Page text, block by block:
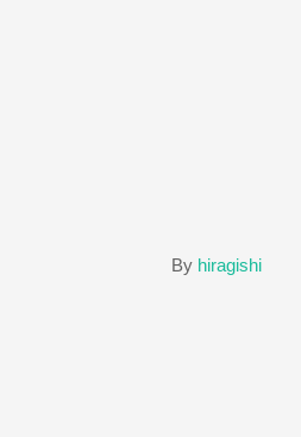
By hiragishi